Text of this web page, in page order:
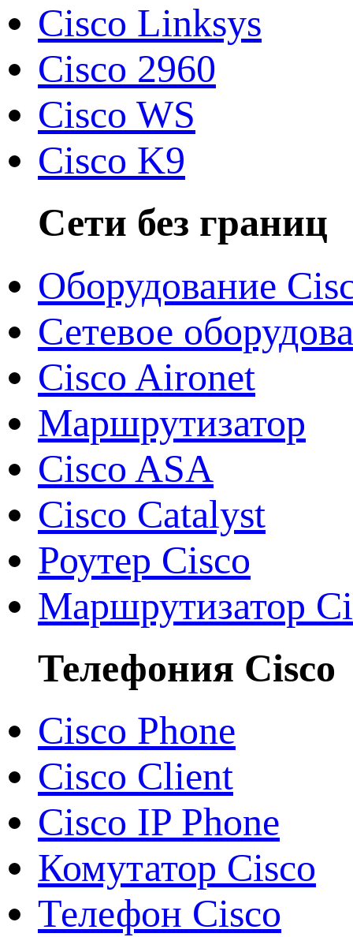
Cisco Linksys
Cisco 2960
Cisco WS
Cisco K9
Сети без границ
Оборудование
Сетевое
Cisco Aironet
Маршрутизатор
Cisco ASA
Cisco Catalyst
Роутер Cisco
Маршрутизатор
Телефония Cisco
Cisco Phone
Cisco Client
Cisco IP Phone
Комутатор Cisco
Телефон Cisco